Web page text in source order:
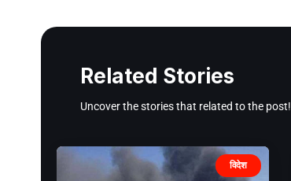
Related Stories
Uncover the stories that related to the post!
विदेश